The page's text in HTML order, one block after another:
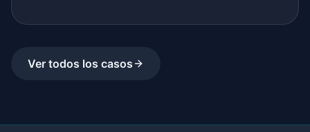
Ver todos los casos